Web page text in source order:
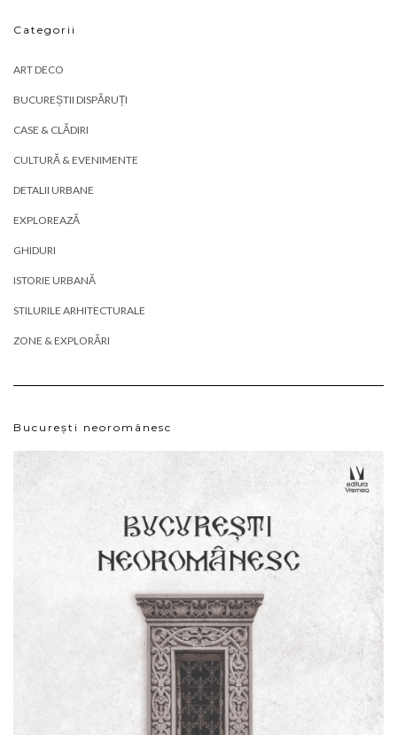
Categorii
ART DECO
BUCUREȘTII DISPĂRUȚI
CASE & CLĂDIRI
CULTURĂ & EVENIMENTE
DETALII URBANE
EXPLOREAZĂ
GHIDURI
ISTORIE URBANĂ
STILURILE ARHITECTURALE
ZONE & EXPLORĂRI
București neoromânesc